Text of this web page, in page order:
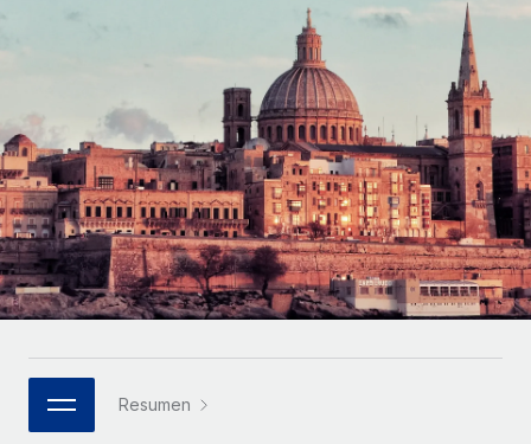
Externaliza tareas laborales complejas.
INFRAESTRUCTURA
Conexión Remote
Integra los RR. HH. en tus flujos de trabajo sin
complicaciones.
Plataforma
Funciones esenciales de RR. HH. integradas para tu
Conectar
Conecta cualquier herramienta de IA con Remote
Soluciones ágiles de RR. HH. globales y nóminas para
empresas en crecimiento.
Mediana empresa
Amplía tu equipo con soluciones de RR. HH.
personalizadas.
Empresa
RR. HH. globales para grandes empresas.
ASOCIARSE
Socios tecnológicos estratégicos
Integra la gestión de los RR. HH. globales en tu
APRENDIZAJE CON REMOTE
Guías y recursos
Casos prácticos
Glosario de RR. HH.
Listas de verificación y plantillas
Biblioteca de descripciones de puestos
Webinarios
Español
Italiano
Português (Portugal)
日本語
한국어
中文（简体）Resumen